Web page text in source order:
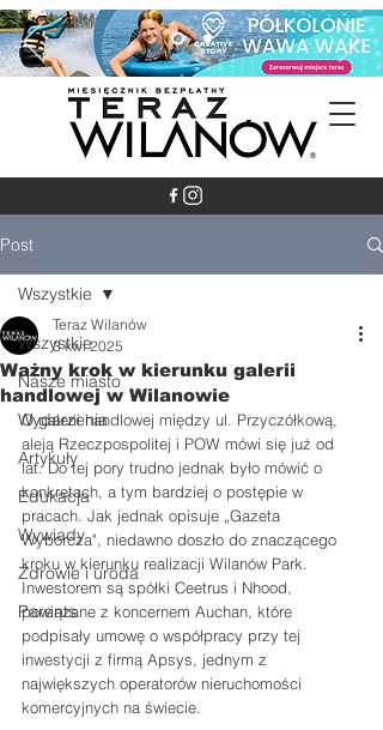
Post
Wszystkie
Nasze miasto
Wydarzenia
Artykuły
Edukacja
Wywiady
Zdrowie i uroda
Parents
Wszystkie
Ważny krok w kierunku galerii
handlowej w Wilanowie
Teraz Wilanów
3 kwi 2025
O galerii handlowej między ul. Przyczółkową,
aleją Rzeczpospolitej i POW mówi się już od
lat. Do tej pory trudno jednak było mówić o
konkretach, a tym bardziej o postępie w
pracach. Jak jednak opisuje „Gazeta
Wyborcza", niedawno doszło do znaczącego
kroku w kierunku realizacji Wilanów Park.
Inwestorem są spółki Ceetrus i Nhood,
powiązane z koncernem Auchan, które
podpisały umowę o współpracy przy tej
inwestycji z firmą Apsys, jednym z
największych operatorów nieruchomości
komercyjnych na świecie.